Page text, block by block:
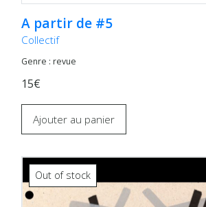
A partir de #5
Collectif
Genre : revue
15€
Ajouter au panier
Out of stock